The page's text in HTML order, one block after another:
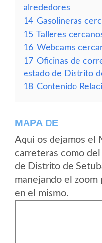
alrededores
14 Gasolineras
15 Talleres
16 Webcams
17 Oficinas de
estado de Distrito
18 Contenido
MAPA DE
Aqui os dejamos el
carreteras como
de Distrito de
manejando el zoom
en el mismo.